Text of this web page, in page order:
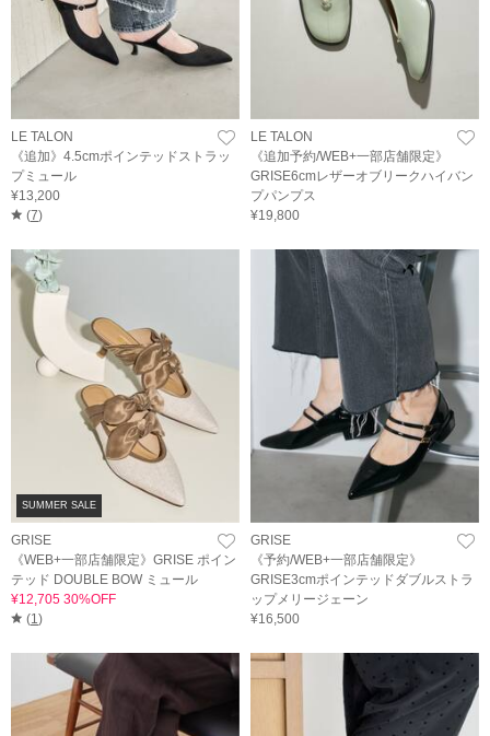
LE TALON
《追加》4.5cmポインテッドストラッ
プミュール
¥13,200
(7)
LE TALON
《追加予約/WEB+一部店舗限定》
GRISE6cmレザーオブリークハイバン
プパンプス
¥19,800
SUMMER SALE
GRISE
《WEB+一部店舗限定》GRISE ポイン
テッド DOUBLE BOW ミュール
¥12,705 30%OFF
(1)
GRISE
《予約/WEB+一部店舗限定》
GRISE3cmポインテッドダブルストラ
ップメリージェーン
¥16,500